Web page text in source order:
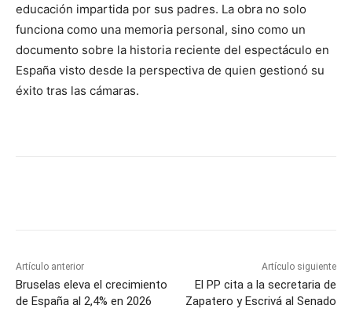
educación impartida por sus padres. La obra no solo
funciona como una memoria personal, sino como un
documento sobre la historia reciente del espectáculo en
España visto desde la perspectiva de quien gestionó su
éxito tras las cámaras.
Artículo anterior
Bruselas eleva el crecimiento
de España al 2,4% en 2026
Artículo siguiente
El PP cita a la secretaria de
Zapatero y Escrivá al Senado